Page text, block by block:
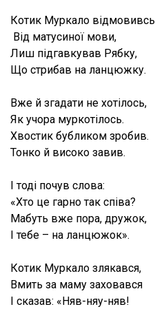
Котик Муркало відмовивсь
Від матусиної мови,
Лиш підгавкував Рябку,
Що стрибав на ланцюжку.
Вже й згадати не хотілось,
Як учора муркотілось.
Хвостик бубликом зробив.
Тонко й високо завив.
І тоді почув слова:
«Хто це гарно так співа?
Мабуть вже пора, дружок,
І тебе – на ланцюжок».
Котик Муркало злякався,
Вмить за маму заховався
І сказав: «Няв-няу-няв!